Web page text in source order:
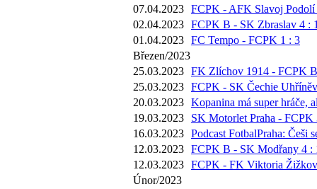
07.04.2023 FCPK - AFK Slavoj Podolí
02.04.2023 FCPK B - SK Zbraslav 4 :
01.04.2023 FC Tempo - FCPK 1 : 3
Březen/2023
25.03.2023 FK Zlíchov 1914 - FCPK
25.03.2023 FCPK - SK Čechie
20.03.2023 Kopanina má super hráče,
19.03.2023
SK Motorlet Praha - FCPK
16.03.2023 Podcast FotbalPraha: Češi
12.03.2023 FCPK B - SK Modřany 4 :
12.03.2023 FCPK - FK Viktoria
Únor/2023